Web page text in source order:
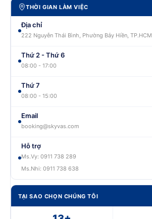
THỜI GIAN LÀM VIỆC
Địa chỉ
222 Nguyễn Thái Bình, Phường Bảy Hiền, TP.HCM
Thứ 2 - Thứ 6
08:00 - 17:00
Thứ 7
08:00 - 15:00
Email
booking@skyvas.com
Hỗ trợ
Ms.Vy: 0911 738 289
Ms.Nhi: 0911 738 638
TẠI SAO CHỌN CHÚNG TÔI